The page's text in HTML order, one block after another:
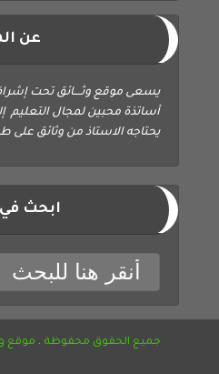
عن
يسعى موقع وثــــائق تحت
أساتذة محبين لمجال التعليم
يحتاجه الاستاذ من وثائق على
ابحث
جميع الحقوق محفوظة . موقع